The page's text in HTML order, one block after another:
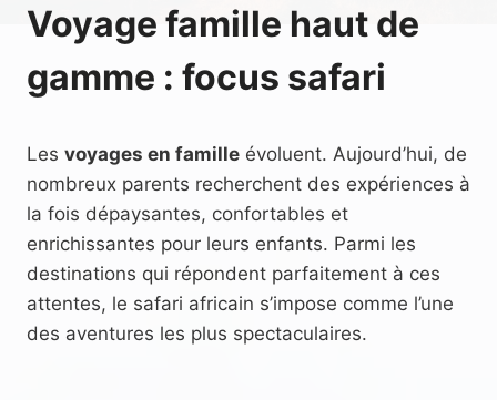
Voyage famille haut de
gamme : focus safari
Les voyages en famille évoluent. Aujourd’hui, de
nombreux parents recherchent des expériences à
la fois dépaysantes, confortables et
enrichissantes pour leurs enfants. Parmi les
destinations qui répondent parfaitement à ces
attentes, le safari africain s’impose comme l’une
des aventures les plus spectaculaires.